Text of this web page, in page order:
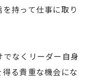
持って仕事に取り
なくリーダー自身
る貴重な機会にな